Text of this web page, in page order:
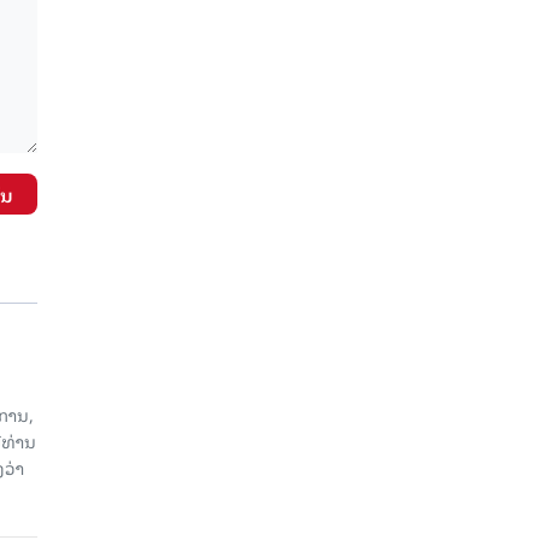
ານ,
ານ
າ